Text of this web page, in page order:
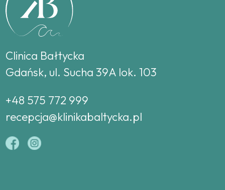
Clinica Bałtycka
Gdańsk, ul. Sucha 39A lok. 103
+48 575 772 999
recepcja@klinikabaltycka.pl